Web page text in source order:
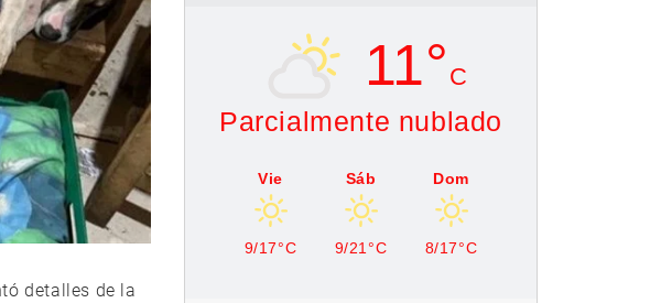
detalles de la
11° C
Parcialmente nublado
Vie
9/17°C
Sáb
9/21°C
Dom
8/17°C